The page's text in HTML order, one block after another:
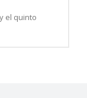
el quinto